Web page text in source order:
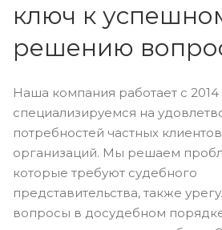
ключ к
решению
Наша компания работает с
специализируемся на
потребностей частных
организаций. Мы решаем
которые требуют судебного
представительства, также
вопросы в досудебном